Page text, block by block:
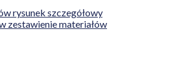
rysunek szczegółowy
zestawienie materiałów